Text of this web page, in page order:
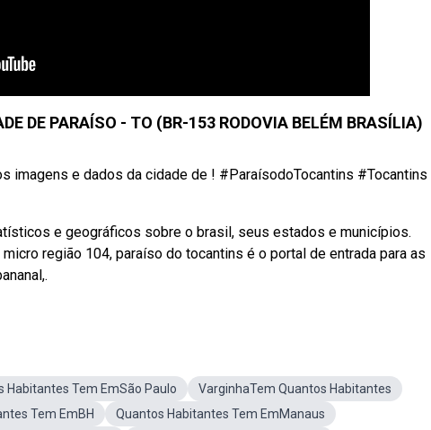
DE PARAÍSO - TO (BR-153 RODOVIA BELÉM BRASÍLIA)
imagens e dados da cidade de ! #ParaísodoTocantins #Tocantins
e geográficos sobre o brasil, seus estados e municípios.
região 104, paraíso do tocantins é o portal de entrada para as
Habitantes Tem EmSão Paulo
VarginhaTem Quantos Habitantes
Tem EmBH
Quantos Habitantes Tem EmManaus